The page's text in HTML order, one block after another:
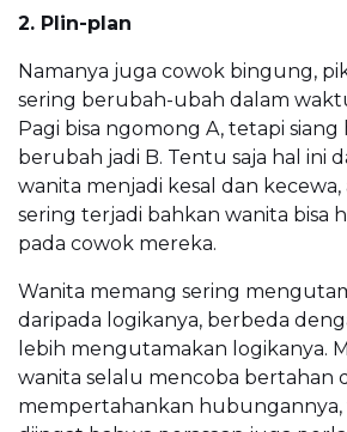
2. Plin-plan
Namanya juga cowok bingung,
sering berubah-ubah dalam
Pagi bisa ngomong A, tetapi
berubah jadi B. Tentu saja hal ini
wanita menjadi kesal dan kecewa,
sering terjadi bahkan wanita bisa
pada cowok mereka.
Wanita memang sering
daripada logikanya, berbeda
lebih mengutamakan logikanya.
wanita selalu mencoba bertahan
mempertahankan